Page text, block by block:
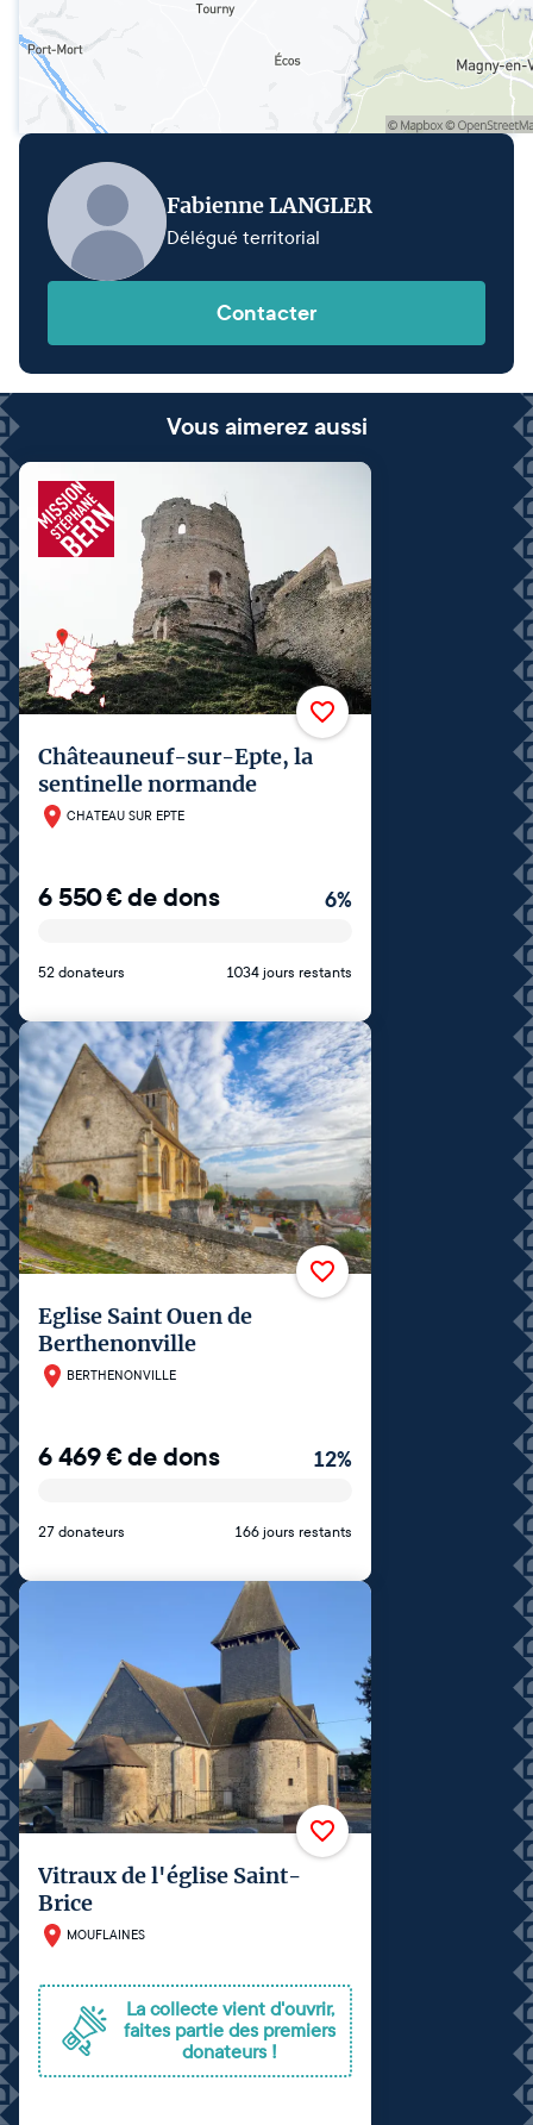
Fabienne LANGLER
Délégué territorial
Contacter
Vous aimerez aussi
Châteauneuf-sur-Epte, la
sentinelle normande
CHATEAU SUR EPTE
6 550€de dons 6%
52 donateurs 1034 jours restants
Eglise Saint Ouen de
Berthenonville
BERTHENONVILLE
6 469€de dons 12%
27 donateurs 166 jours restants
Vitraux de l'église Saint-
Brice
MOUFLAINES
La collecte vient d'ouvrir,
faites partie des premiers
donateurs !